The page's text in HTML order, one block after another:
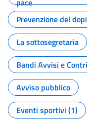
pace
Prevenzione del
La sottosegretaria
Bandi Avvisi e
Avviso pubblico
Eventi sportivi (1)